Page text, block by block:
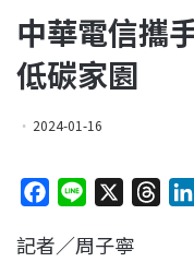
中華電信攜
低碳家園
2024-01-16
c
n
記者／周子寧